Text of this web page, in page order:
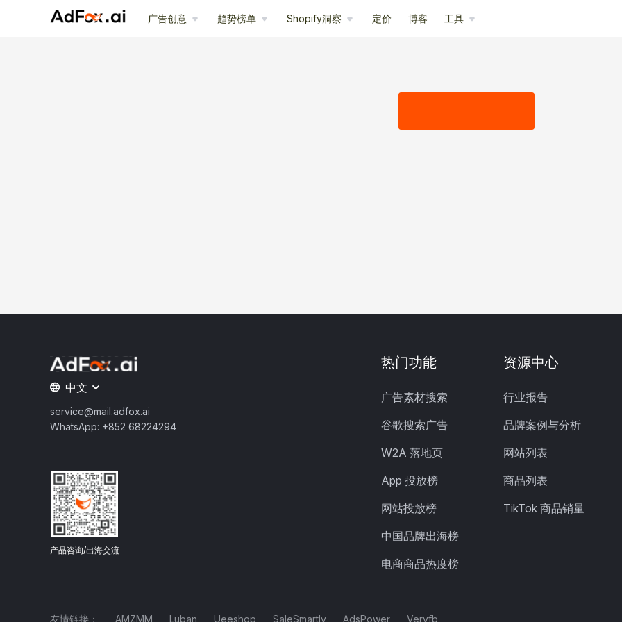
广告创意 趋势榜单 Shopify洞察 定价 博客 工具
中文
service@mail.adfox.ai
WhatsApp: +852 68224294
产品咨询/出海交流
热门功能
广告素材搜索
谷歌搜索广告
W2A 落地页
App 投放榜
网站投放榜
中国品牌出海榜
电商商品热度榜
资源中心
行业报告
品牌案例与分析
网站列表
商品列表
TikTok 商品销量
友情链接： AMZMM Luban Ueeshop SaleSmartly AdsPower Veryfb